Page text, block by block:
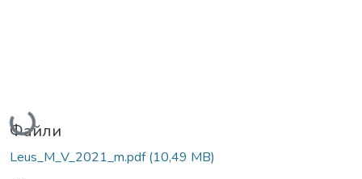
Вантажиться...
Файли
Leus_M_V_2021_m.pdf(10,49 MB)